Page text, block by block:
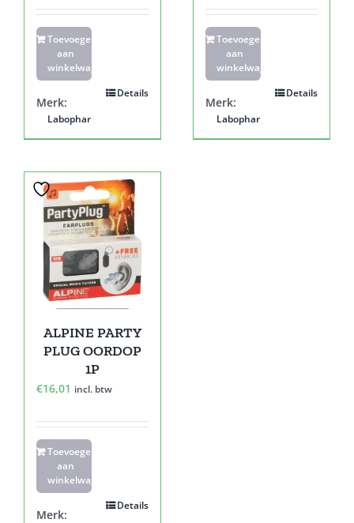
Toevoegen
aan
winkelwagen
Details
Merk:
Labophar
Toevoegen
aan
winkelwagen
Details
Merk:
Labophar
ALPINE PARTY
PLUG OORDOP
1P
€16,01 incl. btw
Toevoegen
aan
winkelwagen
Details
Merk: